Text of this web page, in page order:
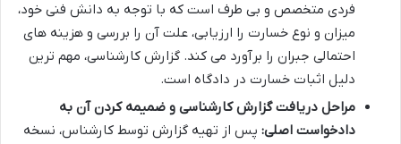
فردی متخصص و بی طرف است که با توجه به دانش فنی خود،
میزان و نوع خسارت را ارزیابی، علت آن را بررسی و هزینه های
احتمالی جبران را برآورد می کند. گزارش کارشناسی، مهم ترین
دلیل اثبات خسارت در دادگاه است.
مراحل دریافت گزارش کارشناسی و ضمیمه کردن آن به
دادخواست اصلی: پس از تهیه گزارش توسط کارشناس، نسخه